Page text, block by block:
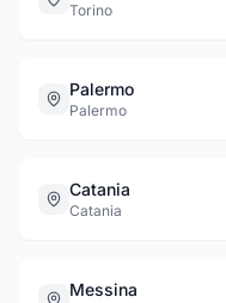
Torino
Palermo
Palermo
Catania
Catania
Messina